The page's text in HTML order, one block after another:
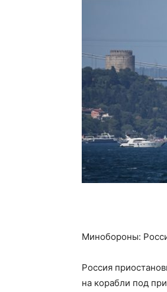
Минобороны:
Россия
на корабли под